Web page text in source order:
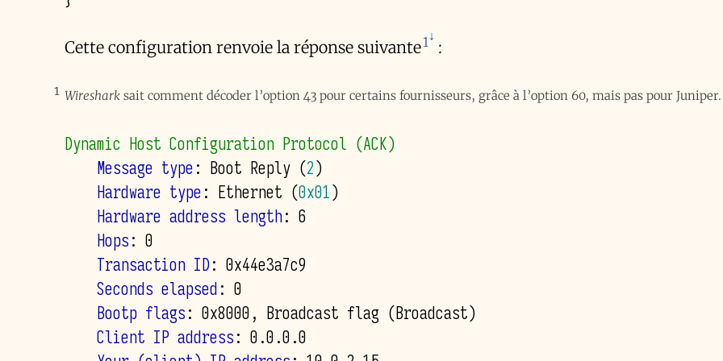
Cette configuration renvoie la réponse suivante1 :
1 Wireshark sait comment décoder l’option 43 pour certains fournisseurs, grâce à l’option 60, mais pas pour
Dynamic Host Configuration Protocol (ACK)
    Message type
: Boot Reply (2)
    Hardware type
: Ethernet (0x01)
    Hardware address length
    Hops
    Transaction ID
    Seconds elapsed
    Bootp flags
    Client IP address